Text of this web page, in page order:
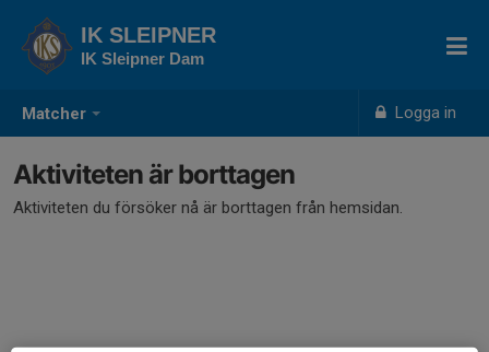
Matcher Logga in
IK SLEIPNER
IK Sleipner Dam
Aktiviteten är borttagen
Aktiviteten du försöker nå är borttagen från hemsidan.